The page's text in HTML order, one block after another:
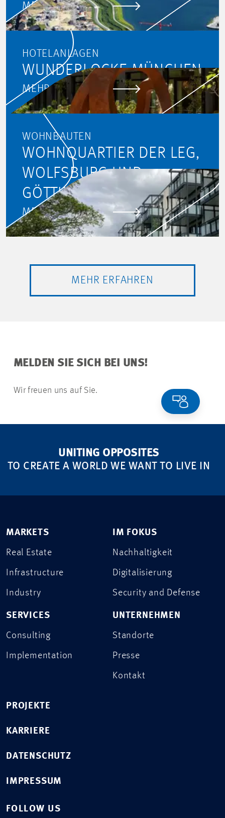
MEHR ERFAHREN
HOTELANLAGEN
WUNDERLOCKE MÜNCHEN
MEHR ERFAHREN
WOHNBAUTEN
WOHNQUARTIER DER LEG,
WOLFSBURG UND
GÖTTINGEN
MEHR ERFAHREN
MEHR ERFAHREN
MELDEN SIE SICH BEI UNS!
Wir freuen uns auf Sie.
UNITING OPPOSITES
TO CREATE A WORLD WE WANT TO LIVE IN
MARKETS
Real Estate
Infrastructure
Industry
SERVICES
Consulting
Implementation
IM FOKUS
Nachhaltigkeit
Digitalisierung
Security and Defense
UNTERNEHMEN
Standorte
Presse
Kontakt
PROJEKTE
KARRIERE
DATENSCHUTZ
IMPRESSUM
FOLLOW US